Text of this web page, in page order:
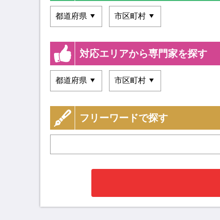
対応エリアから専門家を探す
フリーワードで探す